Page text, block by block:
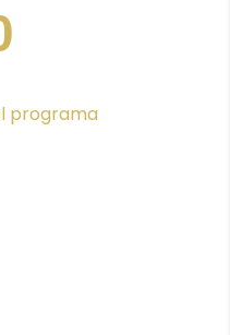
programa